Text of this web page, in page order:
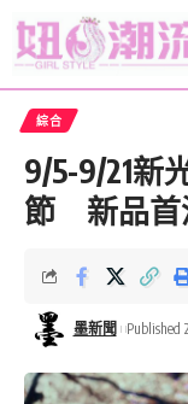
綜合
9/5-9/21新
節 新品首
墨新聞 Published